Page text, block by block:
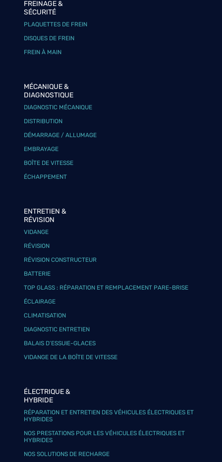
FREINAGE &
SÉCURITÉ
PLAQUETTES DE FREIN
DISQUES DE FREIN
FREIN À MAIN
MÉCANIQUE &
DIAGNOSTIQUE
DIAGNOSTIC MÉCANIQUE
DISTRIBUTION
DÉMARRAGE / ALLUMAGE
EMBRAYAGE
BOÎTE DE VITESSE
ÉCHAPPEMENT
ENTRETIEN &
RÉVISION
VIDANGE
RÉVISION
RÉVISION CONSTRUCTEUR
BATTERIE
TOP GLASS : RÉPARATION ET REMPLACEMENT PARE-BRISE
ÉCLAIRAGE
CLIMATISATION
DIAGNOSTIC ENTRETIEN
BALAIS D’ESSUIE-GLACES
VIDANGE DE LA BOÎTE DE VITESSE
ÉLECTRIQUE &
HYBRIDE
RÉPARATION ET ENTRETIEN DES VÉHICULES ÉLECTRIQUES ET
HYBRIDES
NOS PRESTATIONS POUR LES VÉHICULES ÉLECTRIQUES ET
HYBRIDES
NOS SOLUTIONS DE RECHARGE